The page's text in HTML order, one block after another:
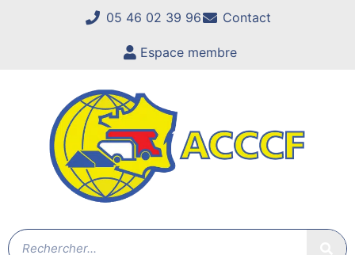
05 46 02 39 96 Contact
Espace membre